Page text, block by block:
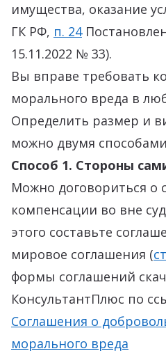
имущества, оказание
ГК РФ, п. 24
15.11.2022 № 33).
Вы вправе требовать
морального вреда в
Определить размер и
можно двумя
Способ 1. Стороны
Можно договориться о
компенсации во вне
этого составьте
мировое соглашения (
формы соглашений
КонсультантПлюс по
Соглашения о
морального вреда